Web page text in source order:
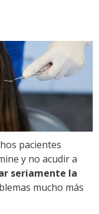
pacientes
y no acudir a
seriamente la
mucho más